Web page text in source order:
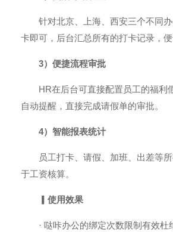
针对北京、上海、西安三个不同
卡即可，后台汇总所有的打卡记录，便
3）便捷流程审批
HR在后台可直接配置员工的福利
自动提醒，直接完成请假单的审批。
4）智能报表统计
员工打卡、请假、加班、出差等
于工资核算。
使用效果
· 哒咔办公的绑定次数限制有效